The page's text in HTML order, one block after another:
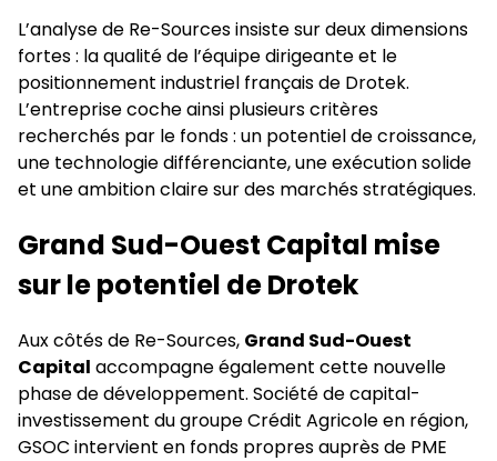
L’analyse de Re-Sources insiste sur deux dimensions
fortes : la qualité de l’équipe dirigeante et le
positionnement industriel français de Drotek.
L’entreprise coche ainsi plusieurs critères
recherchés par le fonds : un potentiel de croissance,
une technologie différenciante, une exécution solide
et une ambition claire sur des marchés stratégiques.
Grand Sud-Ouest Capital mise
sur le potentiel de Drotek
Aux côtés de Re-Sources, Grand Sud-Ouest
Capital accompagne également cette nouvelle
phase de développement. Société de capital-
investissement du groupe Crédit Agricole en région,
GSOC intervient en fonds propres auprès de PME